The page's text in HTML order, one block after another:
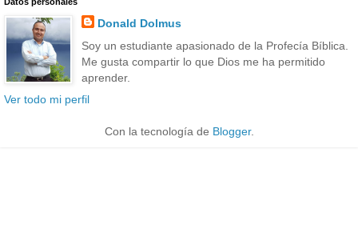
Donald Dolmus
Soy un estudiante apasionado de la Profecía Bíblica.
Me gusta compartir lo que Dios me ha permitido
aprender.
Ver todo mi perfil
Con la tecnología de Blogger.